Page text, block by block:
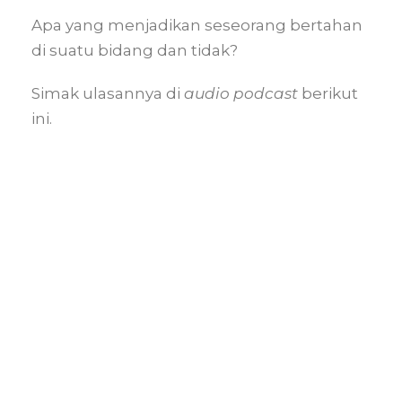
Apa yang menjadikan seseorang bertahan
di suatu bidang dan tidak?
Simak ulasannya di audio podcast berikut
ini.